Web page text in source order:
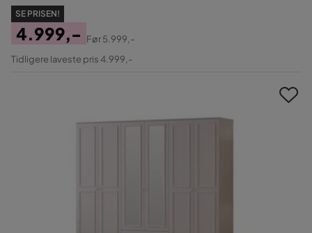
SE PRISEN!
Pris
4.999,-
Original
Før5.999,-
Tidligere laveste pris 4.999,-